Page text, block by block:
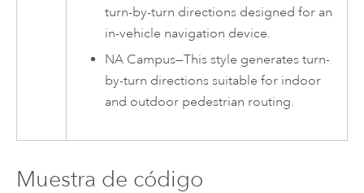
turn-by-turn directions designed for an
in-vehicle navigation device.
NA Campus—This style generates turn-
by-turn directions suitable for indoor
and outdoor pedestrian routing.
Muestra de código